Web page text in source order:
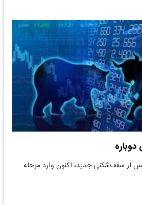
از سقف‌شکنی جدید، اکنون وارد مرحله